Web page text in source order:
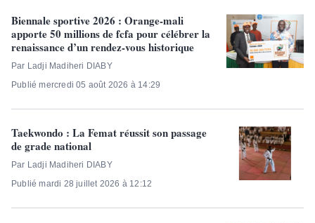
Biennale sportive 2026 : Orange-mali
apporte 50 millions de fcfa pour célébrer la
renaissance d’un rendez-vous historique
Par Ladji Madiheri DIABY
Publié mercredi 05 août 2026 à 14:29
Taekwondo : La Femat réussit son passage
de grade national
Par Ladji Madiheri DIABY
Publié mardi 28 juillet 2026 à 12:12